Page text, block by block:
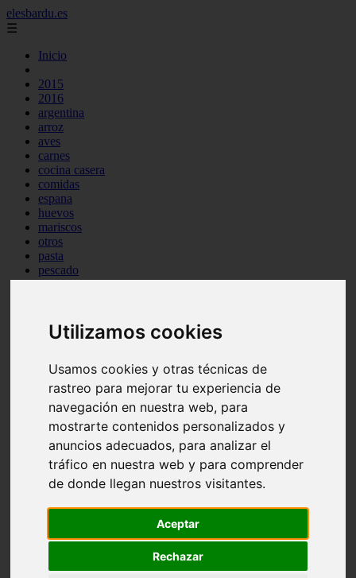
Utilizamos cookies
Usamos cookies y otras técnicas de
rastreo para mejorar tu experiencia de
navegación en nuestra web, para
mostrarte contenidos personalizados y
anuncios adecuados, para analizar el
tráfico en nuestra web y para comprender
de donde llegan nuestros visitantes.
Aceptar
Rechazar
elesbardu.es
☰
Inicio
2015
2016
argentina
arroz
aves
carnes
cocina casera
comidas
espana
huevos
mariscos
otros
pasta
pescado
postres
tag
venezuela
vocabulario de cocina
Madrid - pozuelo-de-alarcón
Teruel - sarrión
Cádiz - algodonales
Illes-balears - inca
Madrid - madrid
Málaga - torremolinos
Asturias - oviedo
Cádiz - el-puerto-de-santa-maría
Toledo - illescas
Málaga - marbella
Barcelona - barcelona